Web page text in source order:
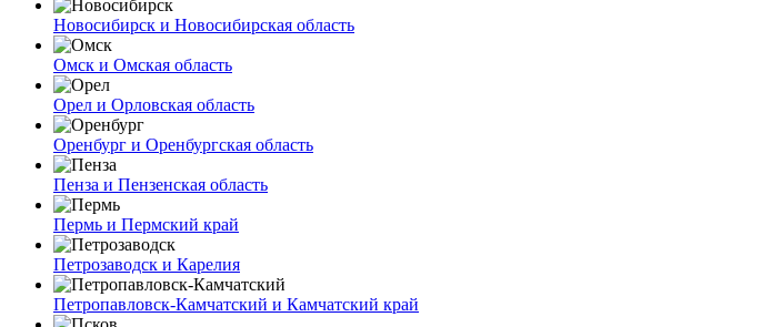
Новосибирск и Новосибирская область
Омск и Омская область
Орел и Орловская область
Оренбург и Оренбургская область
Пенза и Пензенская область
Пермь и Пермский край
Петрозаводск и Карелия
Петропавловск-Камчатский и Камчатский край